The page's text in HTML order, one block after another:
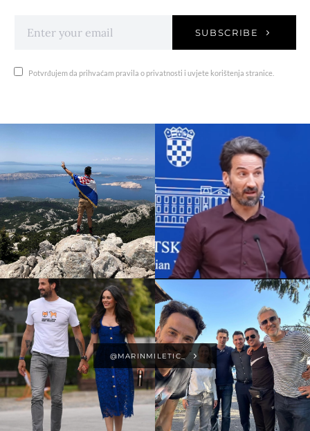
SUBSCRIBE
Potvrđujem da prihvaćam pravila o privatnosti i uvjete korištenja stranice.
@MARINMILETIC_